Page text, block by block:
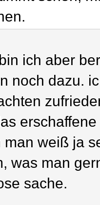
ich aber
noch dazu.
man weiß ja
was man
sache.